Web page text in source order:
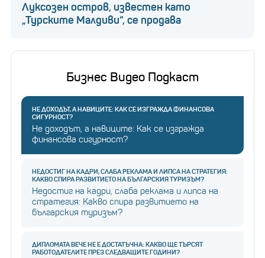
Луксозен остров, известен като
„Турските Малдиви“, се продава
Бизнес Видео Подкаст
НЕ ДОХОДЪТ, А НАВИЦИТЕ: КАК СЕ ИЗГРАЖДА ФИНАНСОВА
СИГУРНОСТ?
Не доходът, а навиците: Как се изгражда
финансова сигурност?
НЕДОСТИГ НА КАДРИ, СЛАБА РЕКЛАМА И ЛИПСА НА СТРАТЕГИЯ:
КАКВО СПИРА РАЗВИТИЕТО НА БЪЛГАРСКИЯ ТУРИЗЪМ?
Недостиг на кадри, слаба реклама и липса на
стратегия: Какво спира развитието на
българския туризъм?
ДИПЛОМАТА ВЕЧЕ НЕ Е ДОСТАТЪЧНА: КАКВО ЩЕ ТЪРСЯТ
РАБОТОДАТЕЛИТЕ ПРЕЗ СЛЕДВАЩИТЕ ГОДИНИ?